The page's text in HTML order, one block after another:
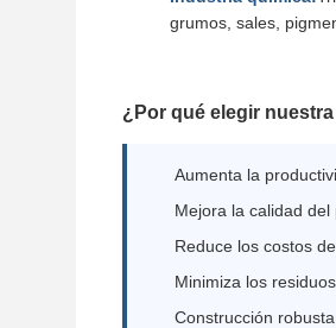
grumos, sales,
¿Por qué elegir
Aumenta la
Mejora la calidad
Reduce los costos
Minimiza los
Construcción